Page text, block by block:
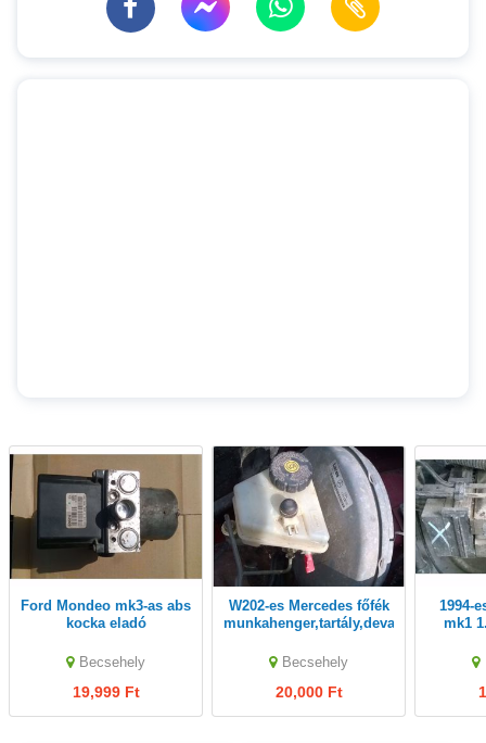
Ford Mondeo mk3-as abs
kocka eladó
Becsehely
19,999 Ft
W202-es Mercedes főfék
munkahenger,tartály,devander
Becsehely
20,000 Ft
1994-es Ford Mondeo
mk1